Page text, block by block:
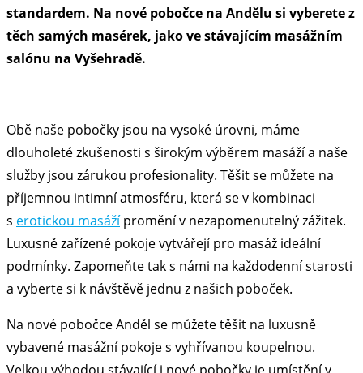
standardem. Na nové pobočce na Andělu si vyberete z
těch samých masérek, jako ve stávajícím masážním
salónu na Vyšehradě.
Obě naše pobočky jsou na vysoké úrovni, máme
dlouholeté zkušenosti s širokým výběrem masáží a naše
služby jsou zárukou profesionality. Těšit se můžete na
příjemnou intimní atmosféru, která se v kombinaci
s erotickou masážípromění v nezapomenutelný zážitek.
Luxusně zařízené pokoje vytvářejí pro masáž ideální
podmínky. Zapomeňte tak s námi na každodenní starosti
a vyberte si k návštěvě jednu z našich poboček.
Na nové pobočce Anděl se můžete těšit na luxusně
vybavené masážní pokoje s vyhřívanou koupelnou.